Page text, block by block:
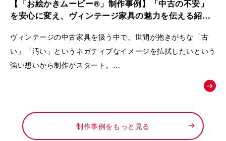
【「お絵かきムービー®」制作事例】「中古の不安」
を安心に変え、ヴィンテージ家具の魅力を伝える紹介
ヴィンテージの中古家具を扱う中で、世間が抱きがちな「古
い」「汚い」というネガティブなイメージを払拭したいという
強い想いから制作がスタート。
徹底したメンテナンスによって生まれる「新品以上の価値」
ンテリアも自由に楽しんでほしい」というお店からの新しい提
案を形にするために依頼されました。
制作事例をもっと見る